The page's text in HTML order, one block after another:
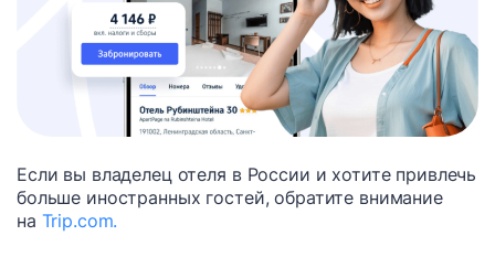
Если вы владелец отеля в России и хотите привлечь
больше иностранных гостей, обратите внимание
на Trip.com.